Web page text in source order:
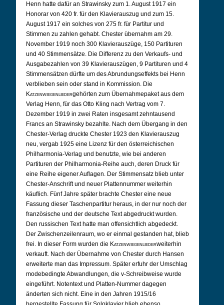
Henn hatte dafür an Strawinsky zum 1. August 1917 ein
Honorar von 420 fr. für den Klavierauszug und zum 15.
August 1917 ein solches von 275 fr. für Partitur und
Stimmen zu zahlen gehabt. Chester übernahm am 29.
November 1919 noch 300 Klavierauszüge, 150 Partituren
und 40 Stimmensätze. Die Differenz zu den Verkaufs- und
Ausgabezahlen von 39 Klavierauszügen, 9 Partituren und 4
Stimmensätzen dürfte um des Abrundungseffekts bei Henn
verblieben sein oder stand in Kommission. Die
Katzenwiegenliedergehörten zum Übernahmepaket aus dem
Verlag Henn, für das Otto Kling nach Vertrag vom 7.
Dezember 1919 in zwei Raten insgesamt zehntausend
Francs an Strawinsky bezahlte. Nach dem Übergang in den
Chester-Verlag druckte Chester 1923 den Klavierauszug
neu, vergab 1925 eine Lizenz für den österreichischen
Philharmonia-Verlag und benutzte, wie bei anderen
Partituren der Philharmonia-Reihe auch, deren Druck für
eine Reihe eigener Auflagen. Der Stimmensatz blieb unter
Chester-Anschrift und neuer Plattennummer weiterhin
käuflich. Fünf Jahre später brachte Chester eine neue
Fassung dieser Taschenpartitur heraus, in der nur noch der
französische und der deutsche Text abgedruckt wurden.
Den russischen Text hatte man offensichtlich abgedeckt.
Der Zwischenzeilenraum, wo er einmal gestanden hat, blieb
frei. In dieser Form wurden die Katzenwiegenliederweiterhin
verkauft. Nach der Übernahme von Chester durch Hansen
erweiterte man das Impressum. Später erfuhr der Umschlag
modebedingte Abwandlungen, die v-Schreibweise wurde
eingeführt. Notentext und Platten-Nummer dagegen
änderten sich nicht. Eine in den Jahren 1915/16